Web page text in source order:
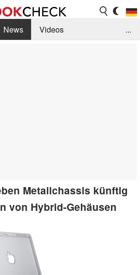
News
Videos
...
Metallchassis künftig
von Hybrid-Gehäusen